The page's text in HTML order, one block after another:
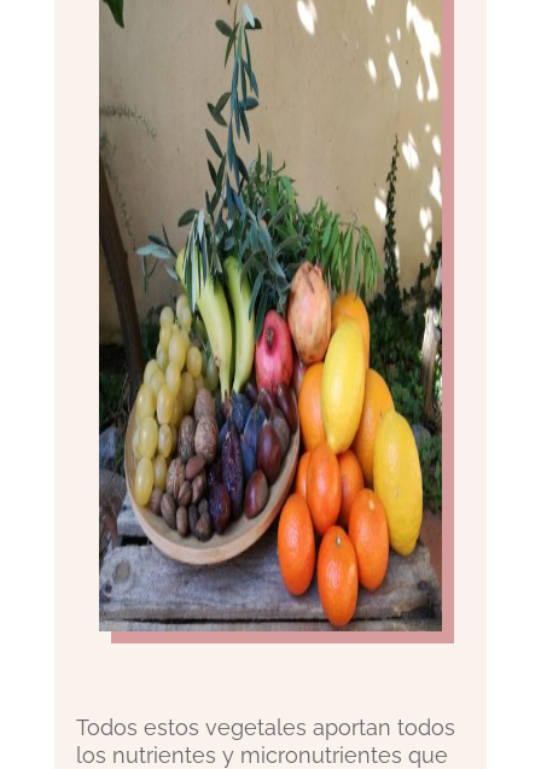
Todos estos vegetales aportan todos
los nutrientes y micronutrientes que